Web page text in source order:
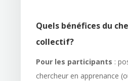
Quels bénéfices du
collectif?
Pour les participants :
chercheur en apprenance